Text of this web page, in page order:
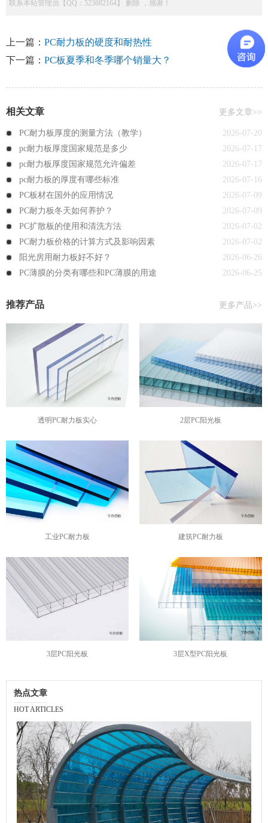
联系本站管理员【QQ：523682164】 删除 ，感谢！
上一篇： PC耐力板的硬度和耐热性
下一篇： PC板夏季和冬季哪个销量大？
相关文章 更多文章>>
PC耐力板厚度的测量方法（教学）
2026-07-20
pc耐力板厚度国家规范是多少
2026-07-17
pc耐力板厚度国家规范允许偏差
2026-07-17
pc耐力板的厚度有哪些标准
2026-07-16
PC板材在国外的应用情况
2026-07-09
PC耐力板冬天如何养护？
2026-07-09
PC扩散板的使用和清洗方法
2026-07-02
PC耐力板价格的计算方式及影响因素
2026-07-02
阳光房用耐力板好不好？
2026-06-26
PC薄膜的分类有哪些和PC薄膜的用途
2026-06-25
推荐产品 更多产品>>
透明PC耐力板实心 2层PC阳光板
工业PC耐力板 建筑PC耐力板
3层PC阳光板 3层X型PC阳光板
热点文章
HOT ARTICLES